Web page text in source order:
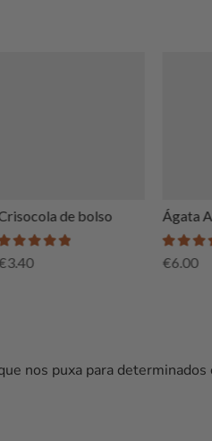
de bolso
3.40
Ágata
€6.00
nos puxa para determinados